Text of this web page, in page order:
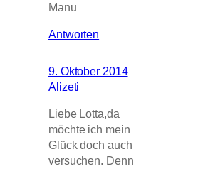
Manu
Antworten
9. Oktober 2014
Alizeti
Liebe Lotta,da
möchte ich mein
Glück doch auch
versuchen. Denn